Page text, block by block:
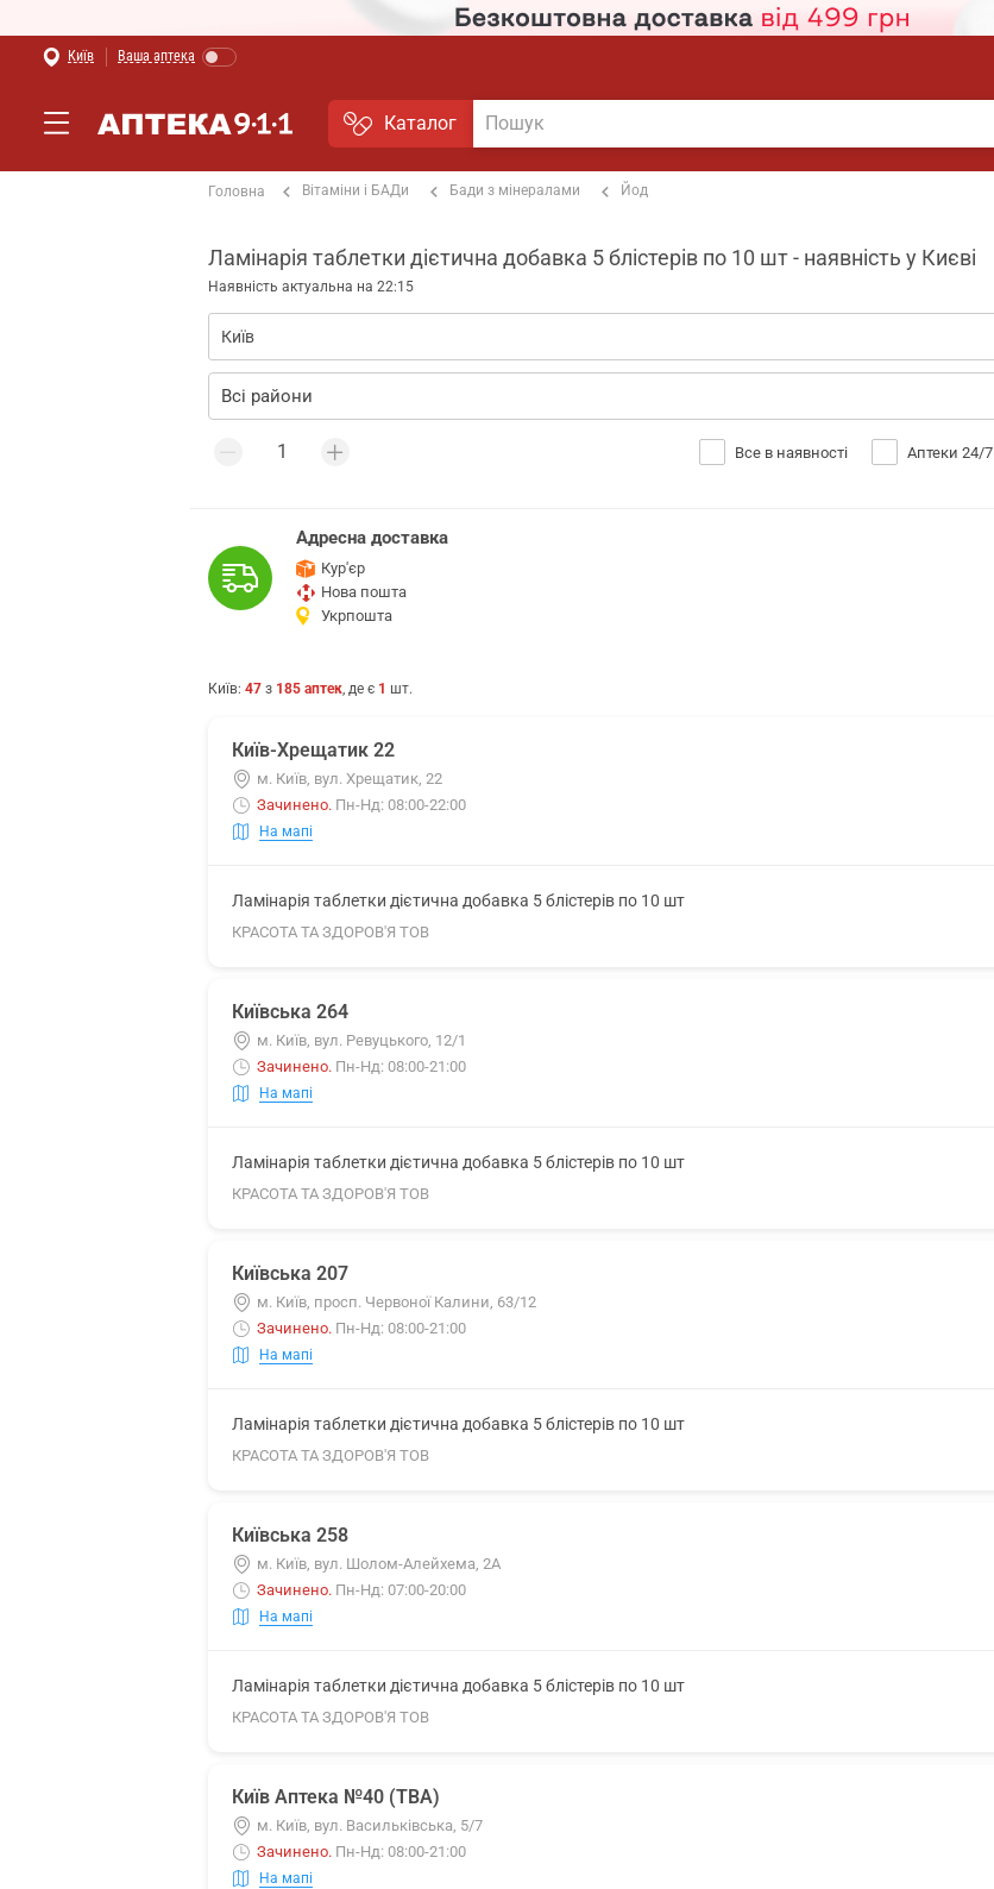
Київ Ваша аптека
Каталог
Головна Вітаміни і БАДи Бади з мінералами Йод
Ламінарія таблетки дієтична добавка 5 блістерів по 10 шт - наявність у Києві
Наявність актуальна на 22:15
Все в наявності Аптеки 24/7
Адресна доставка
Кур'єр
Нова пошта
Укрпошта
Київ: 47 з 185 аптек, де є 1 шт.
Київ-Хрещатик 22
м. Київ, вул. Хрещатик, 22
Зачинено. Пн-Нд: 08:00-22:00
На мапі
Ламінарія таблетки дієтична добавка 5 блістерів по 10 шт
КРАСОТА ТА ЗДОРОВ'Я ТОВ
Київська 264
м. Київ, вул. Ревуцького, 12/1
Зачинено. Пн-Нд: 08:00-21:00
На мапі
Ламінарія таблетки дієтична добавка 5 блістерів по 10 шт
КРАСОТА ТА ЗДОРОВ'Я ТОВ
Київська 207
м. Київ, просп. Червоної Калини, 63/12
Зачинено. Пн-Нд: 08:00-21:00
На мапі
Ламінарія таблетки дієтична добавка 5 блістерів по 10 шт
КРАСОТА ТА ЗДОРОВ'Я ТОВ
Київська 258
м. Київ, вул. Шолом-Алейхема, 2А
Зачинено. Пн-Нд: 07:00-20:00
На мапі
Ламінарія таблетки дієтична добавка 5 блістерів по 10 шт
КРАСОТА ТА ЗДОРОВ'Я ТОВ
Київ Аптека №40 (ТВА)
м. Київ, вул. Васильківська, 5/7
Зачинено. Пн-Нд: 08:00-21:00
На мапі